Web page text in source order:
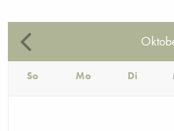
So Mo Di